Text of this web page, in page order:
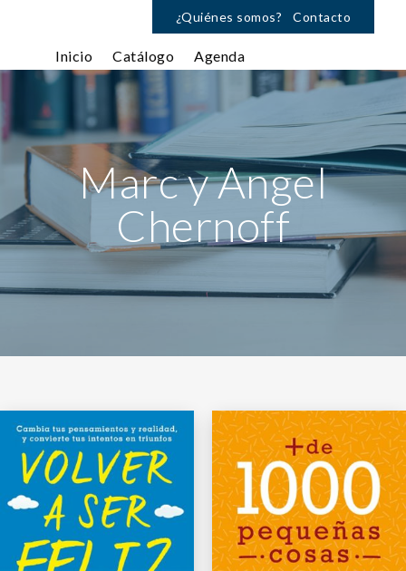
¿Quiénes somos? Contacto
Inicio Catálogo Agenda
Marc y Angel
Chernoff